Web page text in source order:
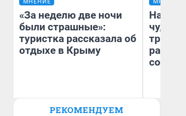
МНЕНИЕ
«За неделю две ночи
были страшные»:
туристка рассказала об
отдыхе в Крыму
Александра Исмайлова
МНЕНИЕ
чудом
РЕКОМЕНДУЕМ